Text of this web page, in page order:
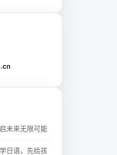
未来无限可能
日语，先给孩